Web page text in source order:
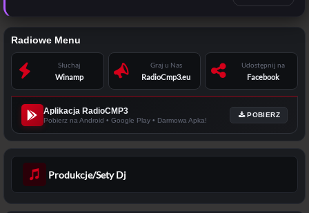
Radiowe Menu
Słuchaj
Winamp
Graj u Nas
RadioCmp3.eu
Udostępnij na
Facebook
Aplikacja RadioCMP3
Pobierz na Android • Google Play • Darmowa Apka!
POBIERZ
Produkcje/Sety Dj